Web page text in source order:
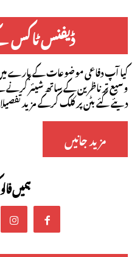
ڈیفنس ٹاکس
کیا آپ دفاعی موضوعات کے بارے
وسیع تر ناظرین کے ساتھ شیئر کرنے
دیئے گئے بٹن پر کلک کرکے مزید
مزید جانیں
ہمیں